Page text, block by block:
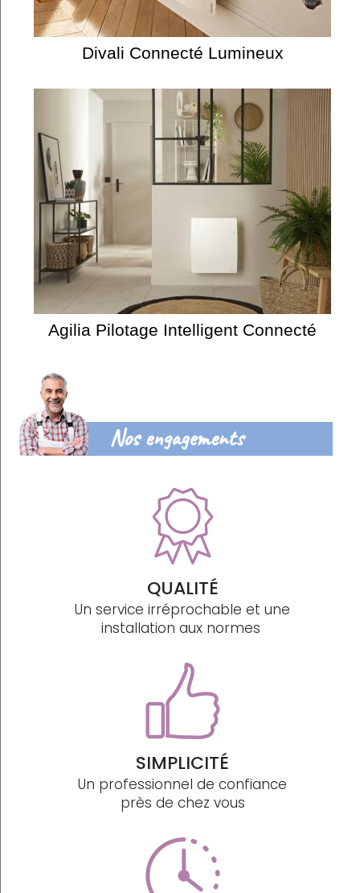
Divali Connecté Lumineux
Agilia Pilotage Intelligent Connecté
Nos engagements
QUALITÉ
Un service irréprochable et une
installation aux normes
SIMPLICITÉ
Un professionnel de confiance
près de chez vous